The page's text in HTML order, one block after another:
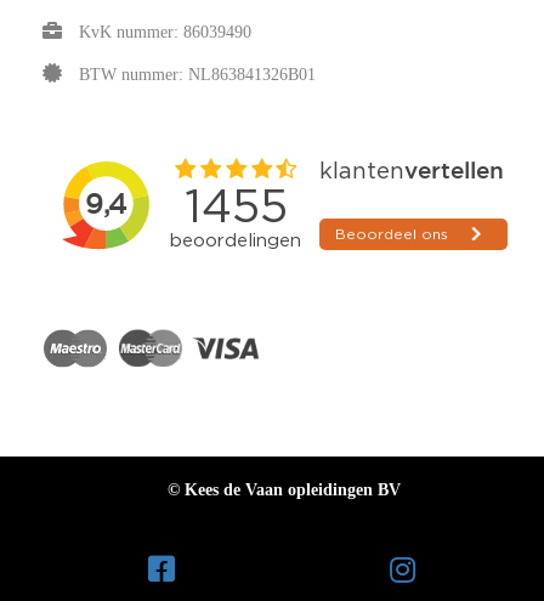
KvK nummer: 86039490
BTW nummer: NL863841326B01
© Kees de Vaan opleidingen BV